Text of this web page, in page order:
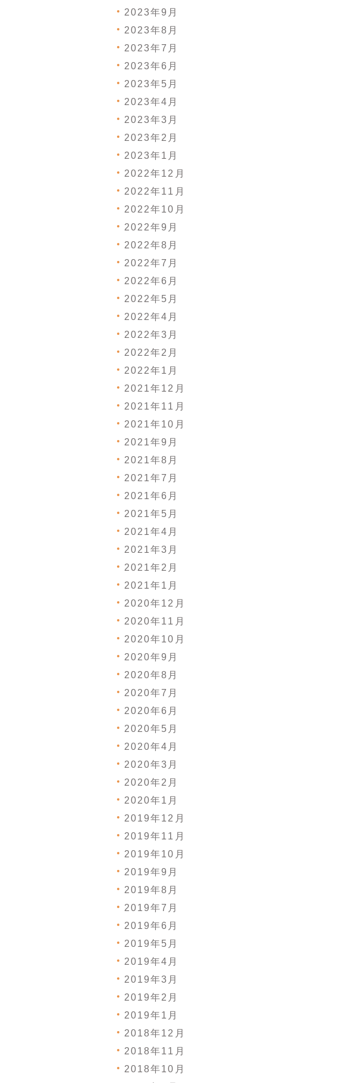
2023年9月
2023年8月
2023年7月
2023年6月
2023年5月
2023年4月
2023年3月
2023年2月
2023年1月
2022年12月
2022年11月
2022年10月
2022年9月
2022年8月
2022年7月
2022年6月
2022年5月
2022年4月
2022年3月
2022年2月
2022年1月
2021年12月
2021年11月
2021年10月
2021年9月
2021年8月
2021年7月
2021年6月
2021年5月
2021年4月
2021年3月
2021年2月
2021年1月
2020年12月
2020年11月
2020年10月
2020年9月
2020年8月
2020年7月
2020年6月
2020年5月
2020年4月
2020年3月
2020年2月
2020年1月
2019年12月
2019年11月
2019年10月
2019年9月
2019年8月
2019年7月
2019年6月
2019年5月
2019年4月
2019年3月
2019年2月
2019年1月
2018年12月
2018年11月
2018年10月